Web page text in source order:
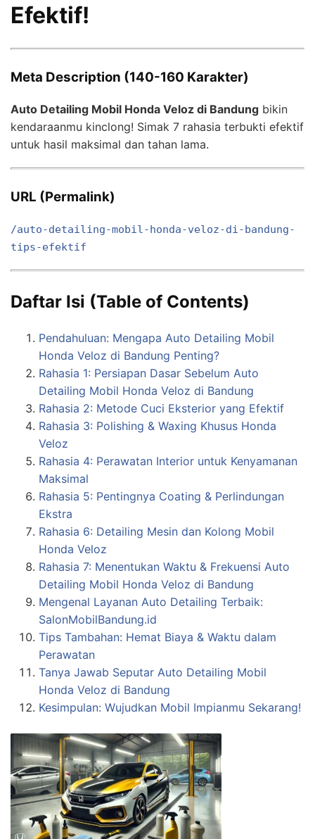
Efektif!
Meta Description (140-160 Karakter)
Auto Detailing Mobil Honda Veloz di Bandung bikin
kendaraanmu kinclong! Simak 7 rahasia terbukti efektif
untuk hasil maksimal dan tahan lama.
URL (Permalink)
/auto-detailing-mobil-honda-veloz-di-bandung-
tips-efektif
Daftar Isi (Table of Contents)
Pendahuluan: Mengapa Auto Detailing Mobil
Honda Veloz di Bandung Penting?
Rahasia 1: Persiapan Dasar Sebelum Auto
Detailing Mobil Honda Veloz di Bandung
Rahasia 2: Metode Cuci Eksterior yang Efektif
Rahasia 3: Polishing & Waxing Khusus Honda
Veloz
Rahasia 4: Perawatan Interior untuk Kenyamanan
Maksimal
Rahasia 5: Pentingnya Coating & Perlindungan
Ekstra
Rahasia 6: Detailing Mesin dan Kolong Mobil
Honda Veloz
Rahasia 7: Menentukan Waktu & Frekuensi Auto
Detailing Mobil Honda Veloz di Bandung
Mengenal Layanan Auto Detailing Terbaik:
SalonMobilBandung.id
Tips Tambahan: Hemat Biaya & Waktu dalam
Perawatan
Tanya Jawab Seputar Auto Detailing Mobil
Honda Veloz di Bandung
Kesimpulan: Wujudkan Mobil Impianmu Sekarang!